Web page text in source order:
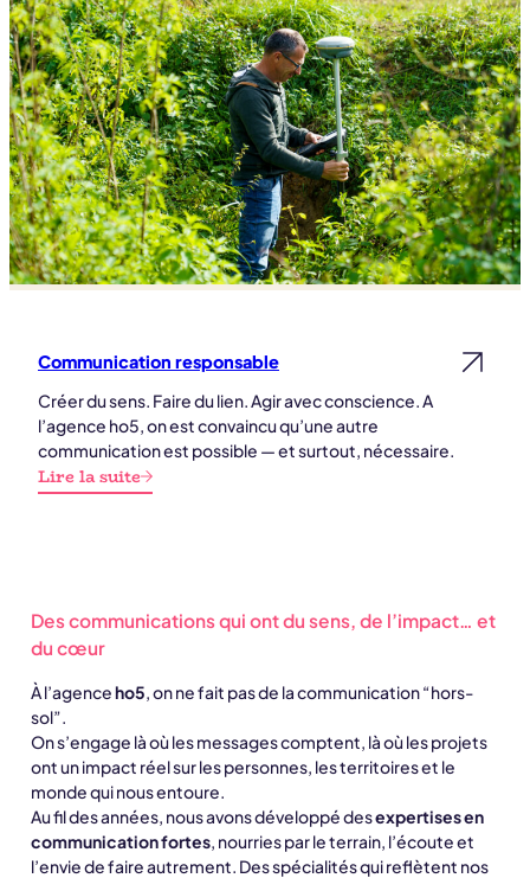
Communication responsable
Créer du sens. Faire du lien. Agir avec conscience. A
l’agence ho5, on est convaincu qu’une autre
communication est possible — et surtout, nécessaire.
Lire la suite
:
Des communications qui ont du sens, de l’impact… et
du cœur
À l’agenceho5, on ne fait pas de la communication “hors-
sol”.
On s’engage là où les messages comptent, là où les projets
ont un impact réel sur les personnes, les territoires et le
monde qui nous entoure.
Au fil des années, nous avons développé desexpertises en
communication fortes, nourries par le terrain, l’écoute et
l’envie de faire autrement. Des spécialités qui reflètent nos